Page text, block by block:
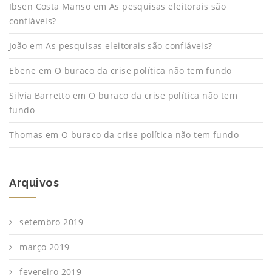
Ibsen Costa Manso em As pesquisas eleitorais são
confiáveis?
João emAs pesquisas eleitorais são confiáveis?
Ebene em O buraco da crise política não tem fundo
Silvia Barretto em O buraco da crise política não tem
fundo
Thomas em O buraco da crise política não tem fundo
Arquivos
setembro 2019
março 2019
fevereiro 2019